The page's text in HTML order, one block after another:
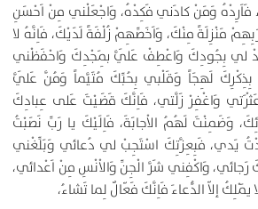
فَاَرِدْهُ وَمَنْ كادَني فَكِدْهُ، وَاجْعَلْني مِنْ اَحْسَنِ
مَنْزِلَةً مِنْكَ، وَاَخَصِّهِمْ زُلْفَةً لَدَيْكَ، فَاِنَّهُ لا
لي بِجُودِكَ وَاعْطِفْ عَلَيَّ بِمَجْدِكَ وَاحْفَظْني
بِذِكْرِكَ لَهِجَاً وَقَلْبي بِحُبِّكَ مُتَيَّماً وَمُنَّ عَلَيَّ
وَاغْفِرْ زَلَّتي، فَاِنَّكَ قَضَيْتَ عَلى عِبادِكَ
وَضَمِنْتَ لَهُمُ الاْجابَةَ، فَاِلَيْكَ يا رَبِّ نَصَبْتُ
يَدي، فَبِعِزَّتِكَ اسْتَجِبْ لي دُعائي وَبَلِّغْني
وَاكْفِني شَرَّ الْجِنِّ وَالاْنْسِ مِنْ اَعْدائي،
يَمْلِكُ إلاّ الدُّعاءَ فَاِنَّكَ فَعّالٌ لِما تَشاءُ،